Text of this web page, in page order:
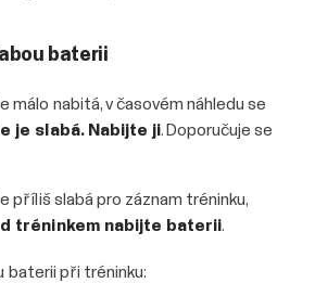
baterii
málo nabitá, v časovém náhledu se
je slabá. Nabijte ji. Doporučuje se
příliš slabá pro záznam tréninku,
tréninkem nabijte baterii.
baterii při tréninku: